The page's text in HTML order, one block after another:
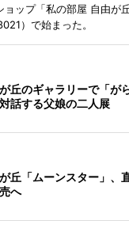
ョップ「私の部屋 自由が
）で始まった。
丘のギャラリーで「
話する父娘の二人展
丘「ムーンスター」、
へ